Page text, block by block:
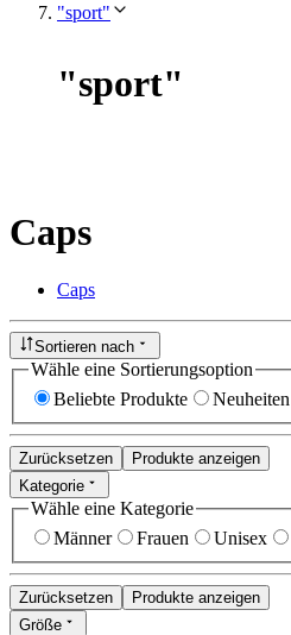
"sport"
"sport"
Caps
Caps
Sortieren nach
Wähle eine Sortierungsoption
Beliebte Produkte
Neuheiten
Zurücksetzen
Produkte anzeigen
Kategorie
Wähle eine Kategorie
Männer
Frauen Unisex
Zurücksetzen
Produkte anzeigen
Größe